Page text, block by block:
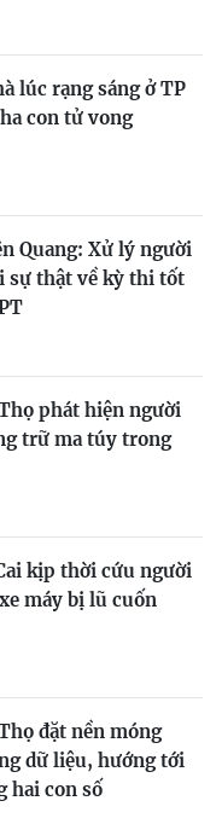
lúc rạng sáng ở TP
con tử vong
Quang: Xử lý người
sự thật về kỳ thi tốt
phát hiện người
trữ ma túy trong
kịp thời cứu người
máy bị lũ cuốn
đặt nền móng
dữ liệu, hướng tới
hai con số